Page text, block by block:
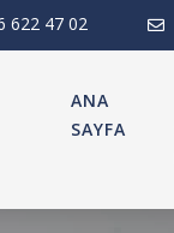
622 47 02
ANA
SAYFA